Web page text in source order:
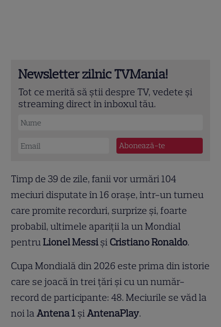
Newsletter zilnic TVMania!
Tot ce merită să știi despre TV, vedete și
streaming direct în inboxul tău.
Timp de 39 de zile, fanii vor urmări 104
meciuri disputate în 16 orașe, într-un turneu
care promite recorduri, surprize și, foarte
probabil, ultimele apariții la un Mondial
pentruLionel Messiși Cristiano Ronaldo.
Cupa Mondială din 2026 este prima din istorie
care se joacă în trei țări și cu un număr-
record de participante: 48. Meciurile se văd la
noi laAntena 1 șiAntenaPlay.